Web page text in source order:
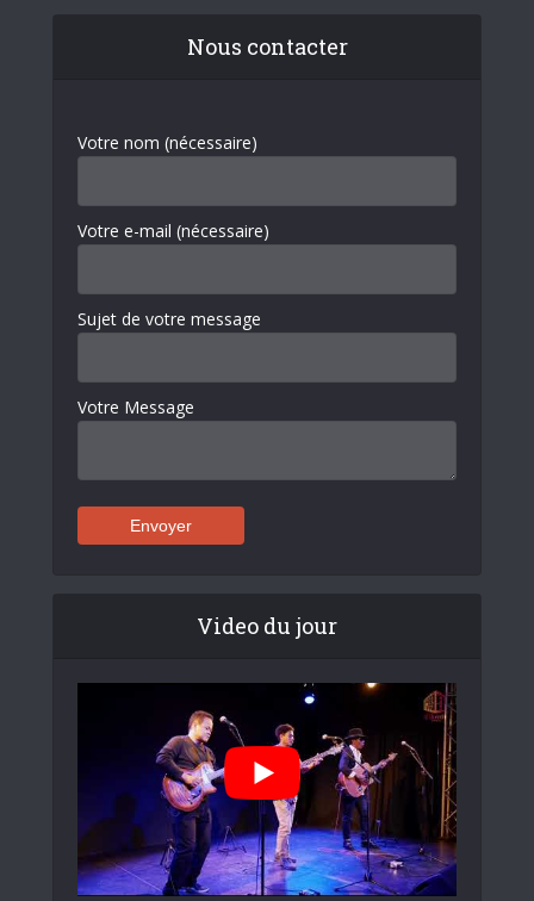
Nous contacter
Votre nom (nécessaire)
Votre e-mail (nécessaire)
Sujet de votre message
Votre Message
Video du jour